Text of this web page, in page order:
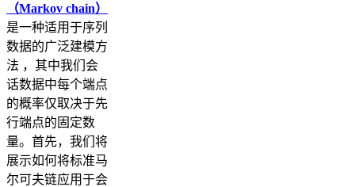
（Markov chain）
是一种适用于序列
数据的广泛建模方
法 ，其中我们会
话数据中每个端点
的概率仅取决于先
行端点的固定数
量。首先，我们将
展示如何将标准马
尔可夫链应用于会